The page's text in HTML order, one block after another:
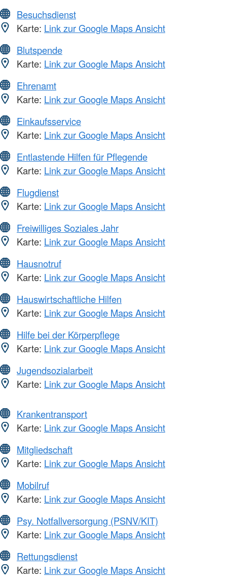
Besuchsdienst
Karte: Link zur Google Maps Ansicht
Blutspende
Karte: Link zur Google Maps Ansicht
Ehrenamt
Karte: Link zur Google Maps Ansicht
Einkaufsservice
Karte: Link zur Google Maps Ansicht
Entlastende Hilfen für Pflegende
Karte: Link zur Google Maps Ansicht
Flugdienst
Karte: Link zur Google Maps Ansicht
Freiwilliges Soziales Jahr
Karte: Link zur Google Maps Ansicht
Hausnotruf
Karte: Link zur Google Maps Ansicht
Hauswirtschaftliche Hilfen
Karte: Link zur Google Maps Ansicht
Hilfe bei der Körperpflege
Karte: Link zur Google Maps Ansicht
Jugendsozialarbeit
Karte: Link zur Google Maps Ansicht
Krankentransport
Karte: Link zur Google Maps Ansicht
Mitgliedschaft
Karte: Link zur Google Maps Ansicht
Mobilruf
Karte: Link zur Google Maps Ansicht
Psy. Notfallversorgung (PSNV/KIT)
Karte: Link zur Google Maps Ansicht
Rettungsdienst
Karte: Link zur Google Maps Ansicht